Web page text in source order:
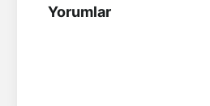
Yorumlar